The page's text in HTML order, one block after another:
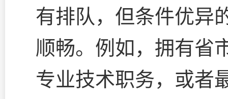
有排队，但条件优异
顺畅。例如，拥有省
专业技术职务，或者